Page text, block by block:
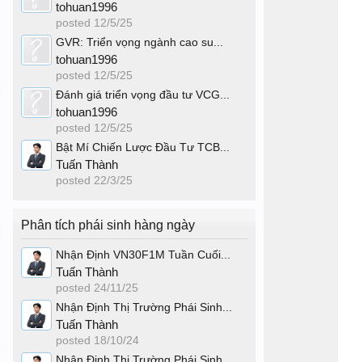
tohuan1996
posted 12/5/25
GVR: Triển vọng ngành cao su...
tohuan1996
posted 12/5/25
Đánh giá triển vọng đầu tư VCG...
tohuan1996
posted 12/5/25
Bật Mí Chiến Lược Đầu Tư TCB...
Tuấn Thành
posted 22/3/25
Phân tích phái sinh hàng ngày
Nhận Định VN30F1M Tuần Cuối...
Tuấn Thành
posted 24/11/25
Nhận Định Thị Trường Phái Sinh...
Tuấn Thành
posted 18/10/24